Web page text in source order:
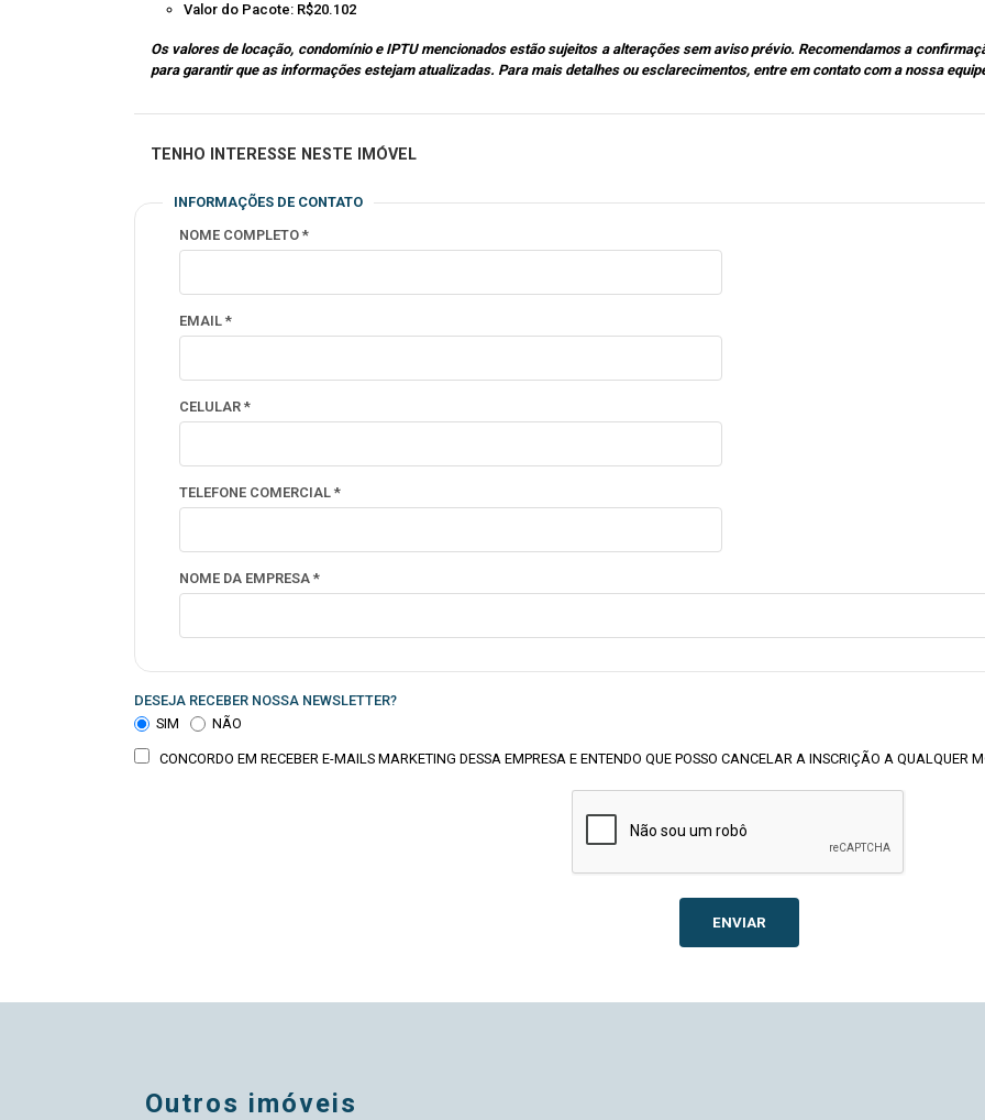
Valor do Pacote: R$20.102
Os valores de locação, condomínio e IPTU mencionados estão sujeitos a alterações sem aviso prévio. Recomendamos a
para garantir que as informações estejam atualizadas. Para mais detalhes ou esclarecimentos, entre em contato com a nossa
TENHO INTERESSE NESTE IMÓVEL
INFORMAÇÕES DE CONTATO
NOME COMPLETO *
EMAIL *
CELULAR *
TELEFONE COMERCIAL *
NOME DA EMPRESA *
DESEJA RECEBER NOSSA NEWSLETTER?
SIM
NÃO
CONCORDO EM RECEBER E-MAILS MARKETING DESSA EMPRESA E ENTENDO QUE POSSO CANCELAR A INSCRIÇÃO A QUALQUER
ENVIAR
outros imóveis